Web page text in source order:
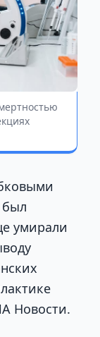
умирали
Новости.